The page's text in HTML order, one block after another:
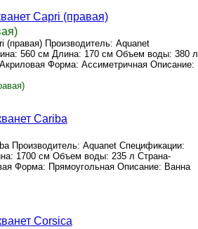
Capri (правая)
(правая) Производитель: Aquanet
560 см Длина: 170 см Объем воды: 380 л
Форма: Ассиметричная Описание:
Cariba
Производитель: Aquanet Спецификации:
1700 см Объем воды: 235 л Страна-
Форма: Прямоугольная Описание: Ванна
Corsica